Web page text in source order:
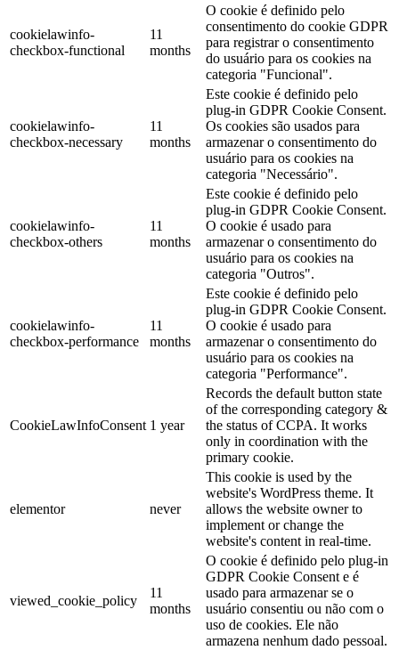
cookielawinfo-
checkbox-functional
11
months
O cookie é definido pelo
consentimento do cookie GDPR
para registrar o consentimento
do usuário para os cookies na
categoria "Funcional".
cookielawinfo-
checkbox-necessary
11
months
Este cookie é definido pelo
plug-in GDPR Cookie Consent.
Os cookies são usados para
armazenar o consentimento do
usuário para os cookies na
categoria "Necessário".
cookielawinfo-
checkbox-others
11
months
Este cookie é definido pelo
plug-in GDPR Cookie Consent.
O cookie é usado para
armazenar o consentimento do
usuário para os cookies na
categoria "Outros".
cookielawinfo-
checkbox-performance
11
months
Este cookie é definido pelo
plug-in GDPR Cookie Consent.
O cookie é usado para
armazenar o consentimento do
usuário para os cookies na
categoria "Performance".
CookieLawInfoConsent 1 year
Records the default button state
of the corresponding category &
the status of CCPA. It works
only in coordination with the
primary cookie.
elementor never
This cookie is used by the
website's WordPress theme. It
allows the website owner to
implement or change the
website's content in real-time.
viewed_cookie_policy
11
months
O cookie é definido pelo plug-in
GDPR Cookie Consent e é
usado para armazenar se o
usuário consentiu ou não com o
uso de cookies. Ele não
armazena nenhum dado pessoal.